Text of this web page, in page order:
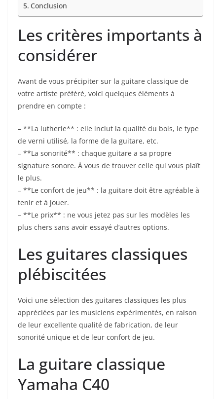
Conclusion
Les critères importants à
considérer
Avant de vous précipiter sur la guitare classique de
votre artiste ​préféré, voici quelques éléments à
prendre en compte :
– **La ​lutherie** : elle inclut la qualité​ du bois, le⁤ type
⁢de verni utilisé, la forme⁢ de la guitare, etc.
– **La sonorité**‌ : chaque guitare a sa propre
signature sonore. À vous ⁣de‌ trouver celle qui vous plaît​
le plus.
– **Le confort de jeu** : la guitare doit être agréable à
tenir et à jouer.
– **Le prix** : ne vous jetez⁣ pas sur les modèles les ​
plus chers sans avoir essayé d’autres options.
Les guitares classiques
plébiscitées⁤
Voici une sélection des guitares‍ classiques les plus
appréciées par les musiciens expérimentés, ‌en raison⁤
de leur excellente qualité de‍ fabrication, de leur
sonorité unique‌ et de⁤ leur ⁣confort‌ de jeu.
La guitare classique
Yamaha C40